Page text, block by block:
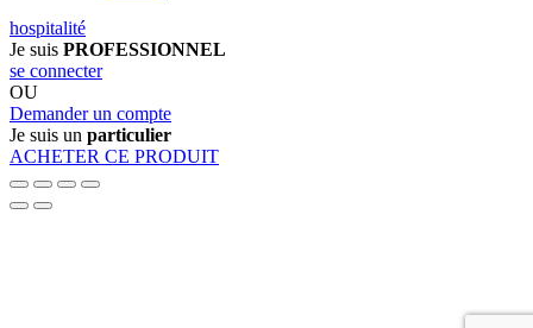
hospitalité
Je suis PROFESSIONNEL
se connecter
OU
Demander un compte
Je suis un particulier
ACHETER CE PRODUIT